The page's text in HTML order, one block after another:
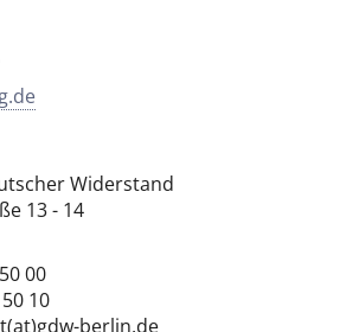
Widerstand
13 - 14
00
10
berlin.de